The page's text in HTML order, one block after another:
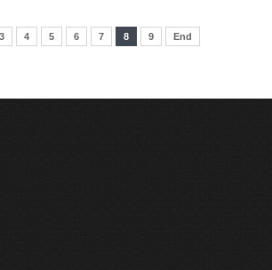
3 4 5 6 7 8 9 End